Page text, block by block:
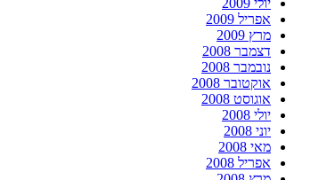
אפריל 2009
מרץ 2009
דצמבר 2008
נובמבר 2008
אוקטובר 2008
אוגוסט 2008
יולי 2008
יוני 2008
מאי 2008
אפריל 2008